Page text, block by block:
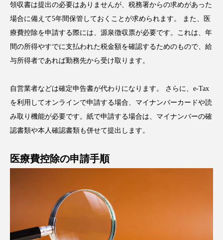
領収書は提出の必要はありませんが、税務署からの求めがあった
場合に備えて5年間保管しておくことが求められます。 また、医
療費控除を申請する際には、源泉徴収票が必要です。これは、年
間の所得やすでに支払われた税金額を確認するためのもので、給
与所得者であれば勤務先から受け取ります。
自営業者などは確定申告書が代わりになります。 さらに、e-Tax
を利用してオンラインで申請する場合、マイナンバーカードや読
み取り機能が必要です。紙で申請する場合は、マイナンバーの確
認書類や本人確認書類も併せて提出します。
医療費控除の申請手順